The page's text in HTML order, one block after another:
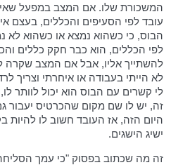
המשכורת שלו. אם המצב במפעל שאין
עובד לפי הסעיפים והכללים, בעצם
הבוס, כי כשהוא נמצא או כשהוא לא
לפי הכללים, הוא כבר חקק כללים
להשתייך אליו, אבל אם המצב שקרה
לא הייתי בעבודה או איחרתי וצריך
לי קשרים עם הבוס הוא יכול לוותר
זה, יש לו שם מקום שהכרטיס יעבור
היום הזה, אז העובד חשוב לו להיות
ישיג הישגים.
זה מה שכתוב בפסוק "כי עמך